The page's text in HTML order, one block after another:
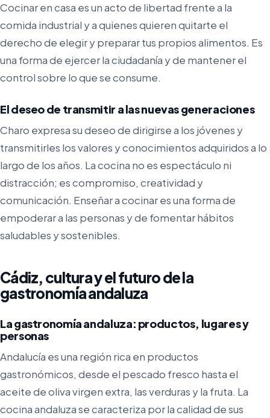
Cocinar en casa es un acto de libertad frente a la
comida industrial y a quienes quieren quitarte el
derecho de elegir y preparar tus propios alimentos. Es
una forma de ejercer la ciudadanía y de mantener el
control sobre lo que se consume.
El deseo de transmitir a las nuevas generaciones
Charo expresa su deseo de dirigirse a los jóvenes y
transmitirles los valores y conocimientos adquiridos a lo
largo de los años. La cocina no es espectáculo ni
distracción; es compromiso, creatividad y
comunicación. Enseñar a cocinar es una forma de
empoderar a las personas y de fomentar hábitos
saludables y sostenibles.
Cádiz, cultura y el futuro de la
gastronomía andaluza
La gastronomía andaluza: productos, lugares y
personas
Andalucía es una región rica en productos
gastronómicos, desde el pescado fresco hasta el
aceite de oliva virgen extra, las verduras y la fruta. La
cocina andaluza se caracteriza por la calidad de sus